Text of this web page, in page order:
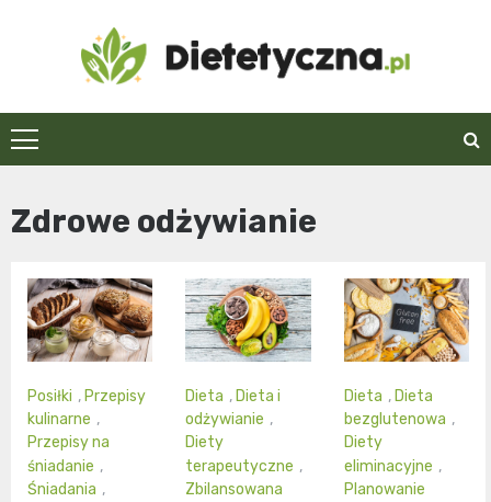
Dietetyczna.pl
Zdrowe odżywianie
Posiłki , Przepisy
kulinarne ,
Przepisy na
śniadanie ,
Śniadania ,
Dieta , Dieta i
odżywianie ,
Diety
terapeutyczne ,
Zbilansowana
Dieta , Dieta
bezglutenowa ,
Diety
eliminacyjne ,
Planowanie